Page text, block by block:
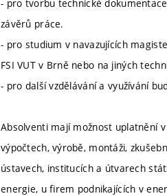
- pro tvorbu technické
závěrů práce.
- pro studium v navazujících
FSI VUT v Brně nebo na jiných
- pro další vzdělávání a využívání
Absolventi mají možnost uplatnění
výpočtech, výrobě, montáži,
ústavech, institucích a útvarech
energie, u firem podnikajících v